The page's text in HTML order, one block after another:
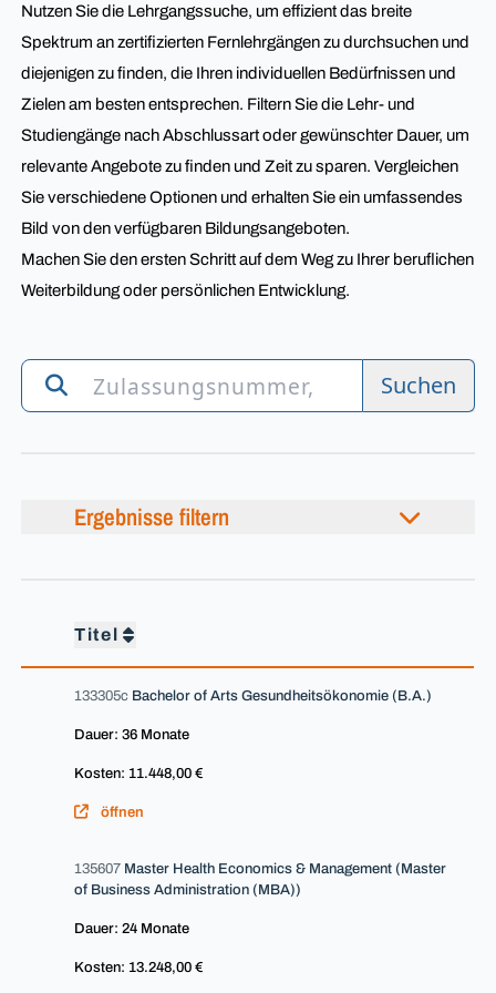
Nutzen Sie die Lehrgangssuche, um effizient das breite
Spektrum an zertifizierten Fernlehrgängen zu durchsuchen und
diejenigen zu finden, die Ihren individuellen Bedürfnissen und
Zielen am besten entsprechen. Filtern Sie die Lehr- und
Studiengänge nach Abschlussart oder gewünschter Dauer, um
relevante Angebote zu finden und Zeit zu sparen. Vergleichen
Sie verschiedene Optionen und erhalten Sie ein umfassendes
Bild von den verfügbaren Bildungsangeboten.
Machen Sie den ersten Schritt auf dem Weg zu Ihrer beruflichen
Weiterbildung oder persönlichen Entwicklung.
Suchen
Ergebnisse filtern
Titel
133305c Bachelor of Arts Gesundheitsökonomie (B.A.)
Dauer: 36 Monate
Kosten: 11.448,00 €
öffnen
135607 Master Health Economics & Management (Master
of Business Administration (MBA))
Dauer: 24 Monate
Kosten: 13.248,00 €